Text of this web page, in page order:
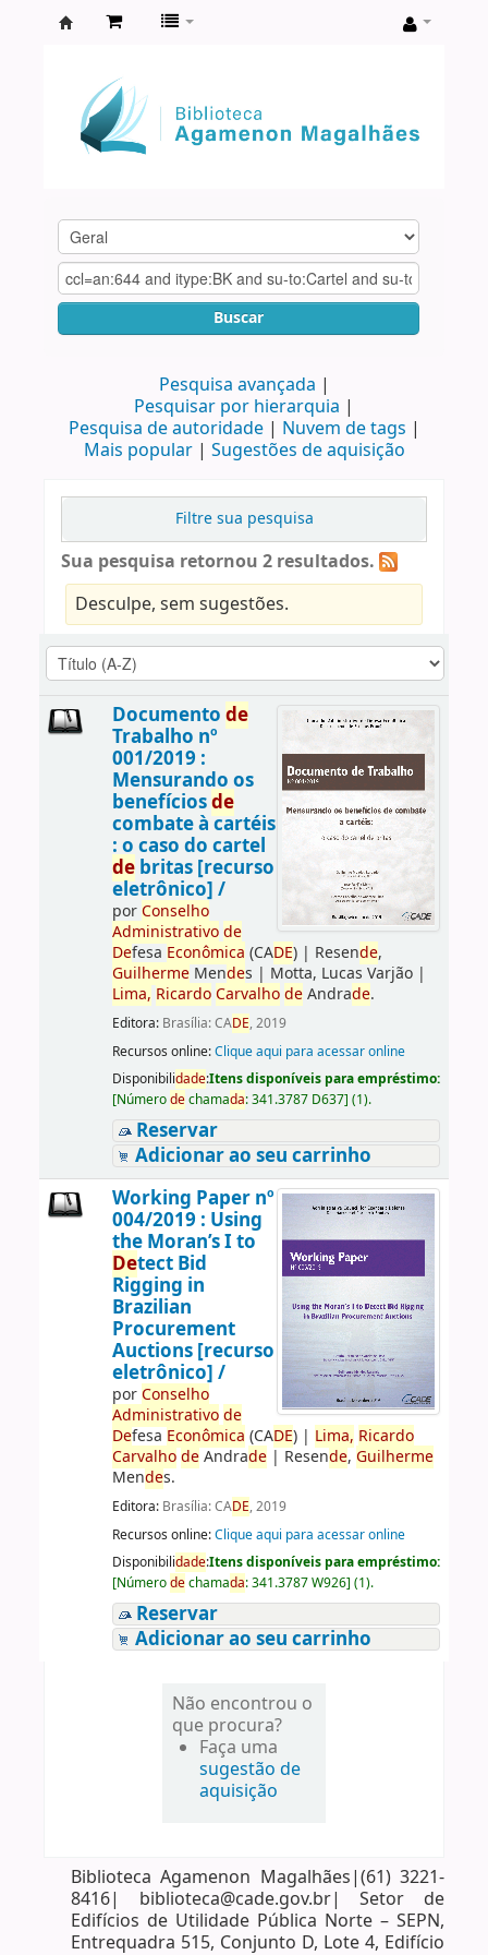
Agamenon
Magalhães
Buscar
Pesquisa avançada
Pesquisar por hierarquia
Pesquisa de autoridade
Nuvem de tags
Mais popular
Sugestões de aquisição
Filtre sua pesquisa
Sua pesquisa retornou 2 resultados.
Desculpe, sem sugestões.
Documento de
Trabalho nº
001/2019 :
Mensurando os
benefíciosde
combate à cartéis
: o caso do cartel
debritas [recurso
eletrônico] /
porConselho
Administrativo de
Defesa Econômica (CADE)| Resende,
GuilhermeMendes | Motta, Lucas Varjão|
Lima, Ricardo Carvalho deAndrade.
Editora: Brasília: CADE, 2019
Recursos online:Clique aqui para acessar online
Disponibilidade:Itens disponíveis para empréstimo:
[Númerodechamada:341.3787 D637] (1).
Reservar
Adicionar ao seu carrinho
Working Paper nº
004/2019 : Using
the Moran’s I to
Detect Bid
Rigging in
Brazilian
Procurement
Auctions [recurso
eletrônico] /
porConselho
Administrativo de
Defesa Econômica (CADE)| Lima, Ricardo
Carvalho deAndrade| Resende, Guilherme
Mendes.
Editora: Brasília: CADE, 2019
Recursos online:Clique aqui para acessar online
Disponibilidade:Itens disponíveis para empréstimo:
[Númerodechamada:341.3787 W926] (1).
Reservar
Adicionar ao seu carrinho
Não encontrou o
que procura?
Faça uma
sugestão de
aquisição
Biblioteca Agamenon Magalhães|(61) 3221-
8416| biblioteca@cade.gov.br| Setor de
Edifícios de Utilidade Pública Norte – SEPN,
Entrequadra 515, Conjunto D, Lote 4, Edifício